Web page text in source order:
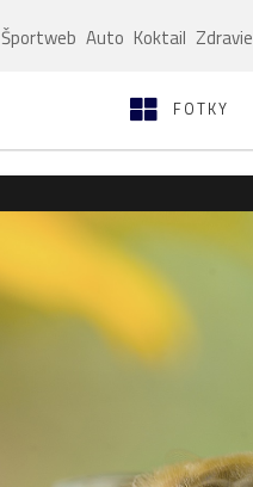
Športweb Auto Koktail Zdravie
FOTKY